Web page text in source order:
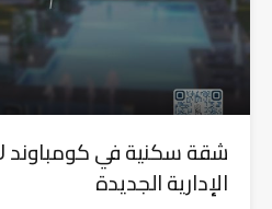
الإدارية الجديدة